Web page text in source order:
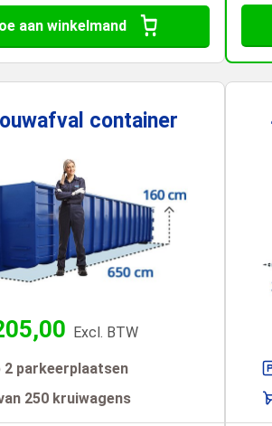
aan winkelmand
container
Excl. BTW
2 parkeerplaatsen
250 kruiwagens